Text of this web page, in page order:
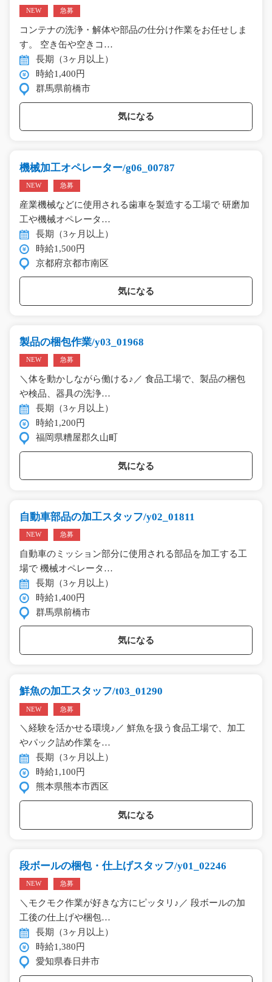
NEW 急募
コンテナの洗浄・解体や部品の仕分け作業をお任せしま
す。 空き缶や空きコ…
長期（3ヶ月以上）
時給1,400円
群馬県前橋市
気になる
機械加工オペレーター/g06_00787
NEW 急募
産業機械などに使用される歯車を製造する工場で 研磨加
工や機械オペレータ…
長期（3ヶ月以上）
時給1,500円
京都府京都市南区
気になる
製品の梱包作業/y03_01968
NEW 急募
＼体を動かしながら働ける♪／ 食品工場で、製品の梱包
や検品、器具の洗浄…
長期（3ヶ月以上）
時給1,200円
福岡県糟屋郡久山町
気になる
自動車部品の加工スタッフ/y02_01811
NEW 急募
自動車のミッション部分に使用される部品を加工する工
場で 機械オペレータ…
長期（3ヶ月以上）
時給1,400円
群馬県前橋市
気になる
鮮魚の加工スタッフ/t03_01290
NEW 急募
＼経験を活かせる環境♪／ 鮮魚を扱う食品工場で、加工
やパック詰め作業を…
長期（3ヶ月以上）
時給1,100円
熊本県熊本市西区
気になる
段ボールの梱包・仕上げスタッフ/y01_02246
NEW 急募
＼モクモク作業が好きな方にピッタリ♪／ 段ボールの加
工後の仕上げや梱包…
長期（3ヶ月以上）
時給1,380円
愛知県春日井市